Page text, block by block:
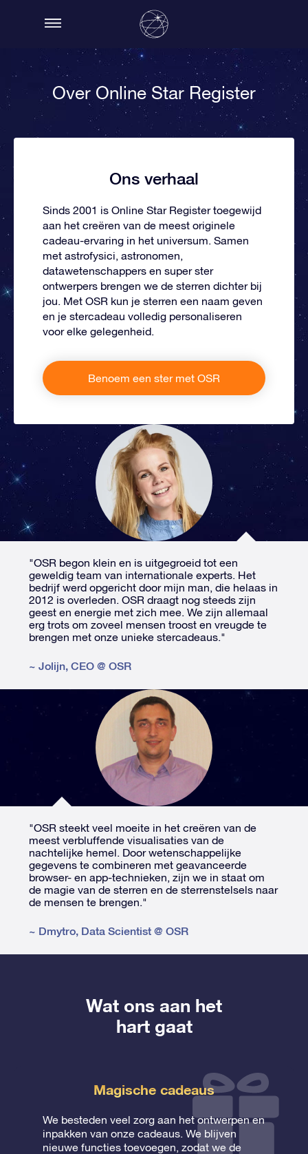
Over Online Star Register
Ons verhaal
Sinds 2001 is Online Star Register toegewijd
aan het creëren van de meest originele
cadeau-ervaring in het universum. Samen
met astrofysici, astronomen,
datawetenschappers en super ster
ontwerpers brengen we de sterren dichter bij
jou. Met OSR kun je sterren een naam geven
en je stercadeau volledig personaliseren
voor elke gelegenheid.
Benoem een ster met OSR
"OSR begon klein en is uitgegroeid tot een
geweldig team van internationale experts. Het
bedrijf werd opgericht door mijn man, die helaas in
2012 is overleden. OSR draagt nog steeds zijn
geest en energie met zich mee. We zijn allemaal
erg trots om zoveel mensen troost en vreugde te
brengen met onze unieke stercadeaus."
~ Jolijn, CEO @ OSR
"OSR steekt veel moeite in het creëren van de
meest verbluffende visualisaties van de
nachtelijke hemel. Door wetenschappelijke
gegevens te combineren met geavanceerde
browser- en app-technieken, zijn we in staat om
de magie van de sterren en de sterrenstelsels naar
de mensen te brengen."
~ Dmytro, Data Scientist @ OSR
Wat ons aan het
hart gaat
Magische cadeaus
We besteden veel zorg aan het ontwerpen en
inpakken van onze cadeaus. We blijven
nieuwe functies toevoegen, zodat we de